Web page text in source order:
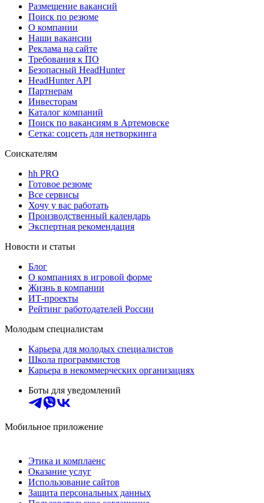
Размещение вакансий
Поиск по резюме
О компании
Наши вакансии
Реклама на сайте
Требования к ПО
Безопасный HeadHunter
HeadHunter API
Партнерам
Инвесторам
Каталог компаний
Поиск по вакансиям в Артемовске
Сетка: соцсеть для нетворкинга
Соискателям
hh PRO
Готовое резюме
Все сервисы
Хочу у вас работать
Производственный календарь
Экспертная рекомендация
Новости и статьи
Блог
О компаниях в игровой форме
Жизнь в компании
ИТ-проекты
Рейтинг работодателей России
Молодым специалистам
Карьера для молодых специалистов
Школа программистов
Карьера в некоммерческих организациях
Боты для уведомлений
Мобильное приложение
Этика и комплаенс
Оказание услуг
Использование сайтов
Защита персональных данных